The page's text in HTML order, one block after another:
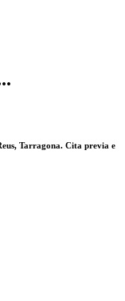
Tarragona. Cita previa e